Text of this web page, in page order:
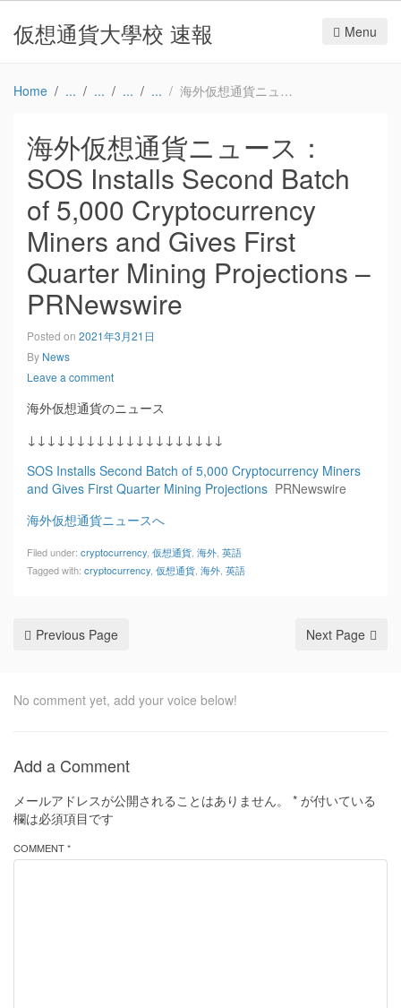
仮想通貨大學校 速報 Menu
Home 海外仮想通貨ニュース：SOS Installs Second Batch of 5,000 Cryptocurrency Miners and Gives First Quarter Mining Projections – PRNewswire
海外仮想通貨ニュース：
SOS Installs Second Batch
of 5,000 Cryptocurrency
Miners and Gives First
Quarter Mining Projections –
PRNewswire
Posted on 2021年3月21日
By News
Leave a comment
海外仮想通貨のニュース
↓↓↓↓↓↓↓↓↓↓↓↓↓↓↓↓↓↓↓↓
SOS Installs Second Batch of 5,000 Cryptocurrency Miners
and Gives First Quarter Mining Projections PRNewswire
海外仮想通貨ニュースへ
Filed under: cryptocurrency 仮想通貨 海外 英語
Tagged with: cryptocurrency 仮想通貨 海外 英語
Previous Page Next Page
No comment yet, add your voice below!
Add a Comment
メールアドレスが公開されることはありません。 * が付いている
欄は必須項目です
COMMENT *